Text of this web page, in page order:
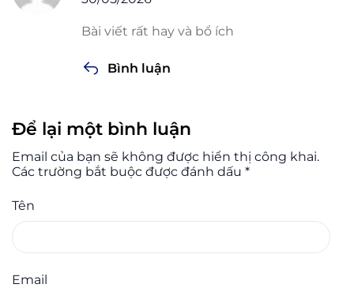
Bài viết rất hay và bổ ích
Bình luận
Để lại một bình luận
Email của bạn sẽ không được hiển thị công khai.
Các trường bắt buộc được đánh dấu *
Tên
Email